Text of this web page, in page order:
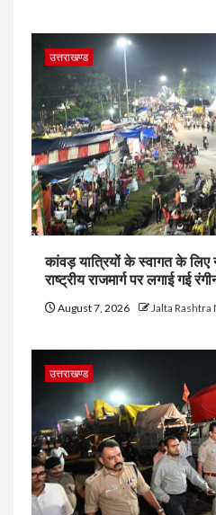
उत्तराखण्ड
कांवड़ यात्रियों के स्वागत के लिए
राष्ट्रीय राजमार्ग पर लगाई गई
August 7, 2026 Jalta Rashtra
उत्तराखण्ड